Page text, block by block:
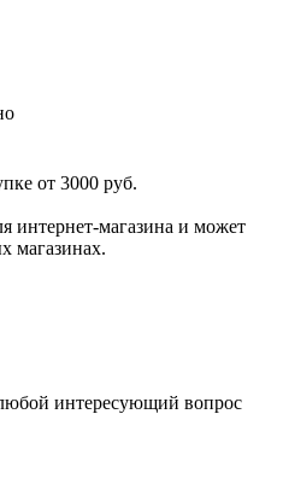
от 3000 руб.
интернет-магазина и может
магазинах.
интересующий вопрос